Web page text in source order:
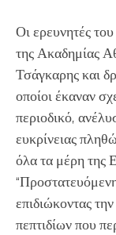
Οι ερευνητές
της Ακαδημίας
Τσάγκαρης και
οποίοι έκαναν
περιοδικό,
ευκρίνειας
όλα τα μέρη της
επιδιώκοντας
πεπτιδίων που